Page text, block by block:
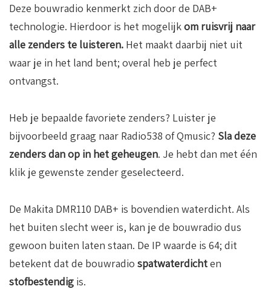
Deze bouwradio kenmerkt zich door de DAB+
technologie. Hierdoor is het mogelijkom ruisvrij naar
alle zenders te luisteren. Het maakt daarbij niet uit
waar je in het land bent; overal heb je perfect
ontvangst.
Heb je bepaalde favoriete zenders? Luister je
bijvoorbeeld graag naar Radio538 of Qmusic? Sla deze
zenders dan op in het geheugen. Je hebt dan met één
klik je gewenste zender geselecteerd.
De Makita DMR110 DAB+ is bovendien waterdicht. Als
het buiten slecht weer is, kan je de bouwradio dus
gewoon buiten laten staan. De IP waarde is 64; dit
betekent dat de bouwradio spatwaterdichten
stofbestendig is.